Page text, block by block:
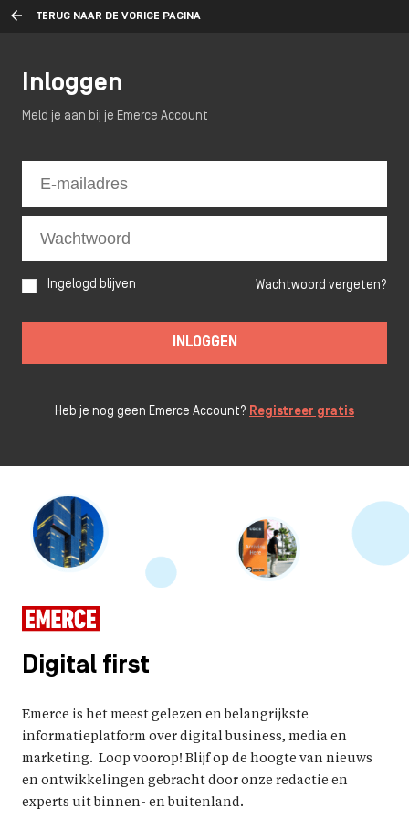
TERUG NAAR DE VORIGE PAGINA
Digital first
Emerce is het meest gelezen en belangrijkste
informatieplatform over digital business, media en
marketing. Loop voorop! Blijf op de hoogte van nieuws
en ontwikkelingen gebracht door onze redactie en
experts uit binnen- en buitenland.
Inloggen
Meld je aan bij je Emerce Account
Ingelogd blijven Wachtwoord vergeten?
INLOGGEN
Heb je nog geen Emerce Account? Registreer gratis